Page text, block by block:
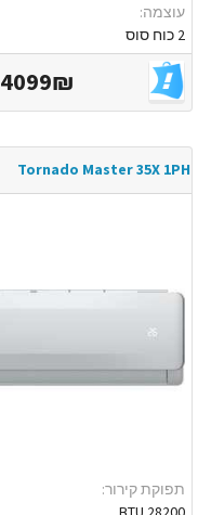
עוצמה:
2 כוח סוס
4099₪
Tornado Master 35X 1PH
תפוקת קירור: